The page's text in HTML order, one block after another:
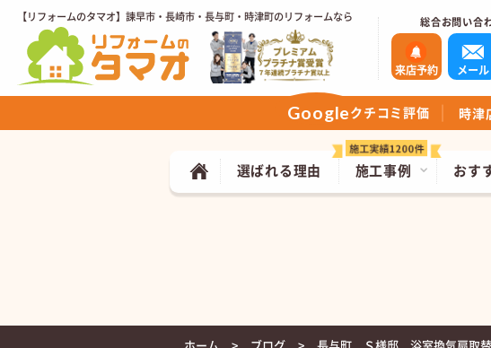
【リフォームのタマオ】諫早市・長崎市・長与町・時津町のリフォームなら 総合お問い合
来店予約 メール
施工事例 おす
選ばれる理由
Googleクチコミ評価 時津
ホーム ブログ 長与町 Ｓ様邸 浴室換気扇取替